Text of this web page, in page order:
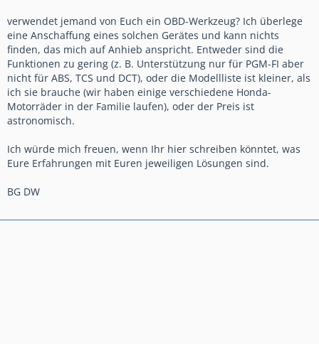
verwendet jemand von Euch ein OBD-Werkzeug? Ich überlege
eine Anschaffung eines solchen Gerätes und kann nichts
finden, das mich auf Anhieb anspricht. Entweder sind die
Funktionen zu gering (z. B. Unterstützung nur für PGM-FI aber
nicht für ABS, TCS und DCT), oder die Modellliste ist kleiner, als
ich sie brauche (wir haben einige verschiedene Honda-
Motorräder in der Familie laufen), oder der Preis ist
astronomisch.
Ich würde mich freuen, wenn Ihr hier schreiben könntet, was
Eure Erfahrungen mit Euren jeweiligen Lösungen sind.
BG DW